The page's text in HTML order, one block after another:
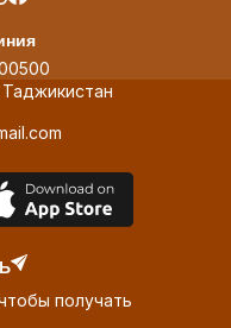
получать